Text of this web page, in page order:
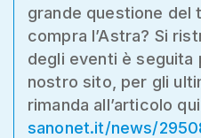
grande questione del
compra l’Astra? Si
degli eventi è seguita
nostro sito, per gli
rimanda all’articolo
sanonet.it/news/